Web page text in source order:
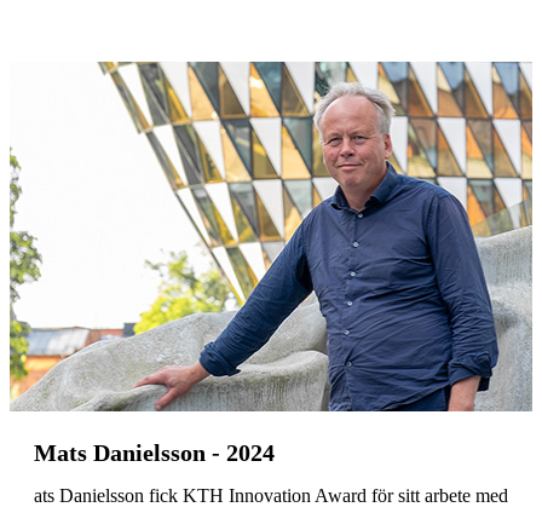
Mats Danielsson - 2024
ats Danielsson fick KTH Innovation Award för sitt arbete med